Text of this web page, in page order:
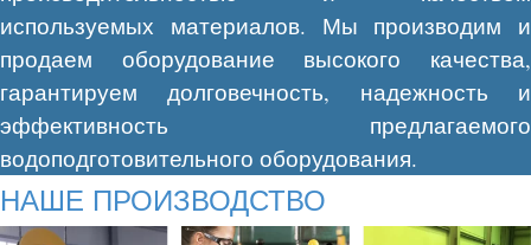
используемых материалов. Мы производим и
продаем оборудование высокого качества,
гарантируем долговечность, надежность и
эффективность предлагаемого
водоподготовительного оборудования.
НАШЕ ПРОИЗВОДСТВО